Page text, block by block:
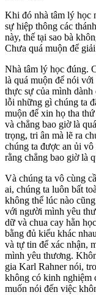
Khi đó nhà tâm lý học
sự hiệp thông các
này, thế tại sao bà
Chưa quá muộn để
Nhà tâm lý học đúng.
là quá muộn để nói
thực sự của mình
lỗi những gì chúng ta
muộn để xin họ tha
và chẳng bao giờ là
trọng, tri ân mà lẽ ra
chúng ta được an ủi
rằng chẳng bao giờ là
Và chúng ta vô cùng
ai, chúng ta luôn bất
không thể lúc nào
với người mình yêu
dữ và chua cay hằn
bằng đủ kiểu khác
và tự tin để xác nhận,
mình yêu thương.
gia Karl Rahner nói,
không có kinh nghiệm
muốn nói đến việc